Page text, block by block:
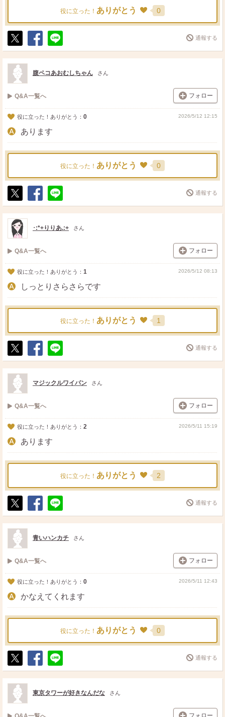
役に立った！ ありがとう 0
ポ
ス
ト
シ
ェ
送
る
通報する
腹ペコあおむしちゃん さん
Q&A一覧へ フォロー
役に立った！ありがとう： 0 2026/5/12 12:15
あります
役に立った！ ありがとう 0
ポ
ス
ト
シ
ェ
送
る
通報する
･:*+りりあ.:+ さん
Q&A一覧へ フォロー
役に立った！ありがとう： 1 2026/5/12 08:13
しっとりさらさらです
役に立った！ ありがとう 1
ポ
ス
ト
シ
ェ
送
る
通報する
マジックルワイパン さん
Q&A一覧へ フォロー
役に立った！ありがとう： 2 2026/5/11 15:19
あります
役に立った！ ありがとう 2
ポ
ス
ト
シ
ェ
送
る
通報する
青いハンカチ さん
Q&A一覧へ フォロー
役に立った！ありがとう： 0 2026/5/11 12:43
かなえてくれます
役に立った！ ありがとう 0
ポ
ス
ト
シ
ェ
送
る
通報する
東京タワーが好きなんだな さん
フォロー